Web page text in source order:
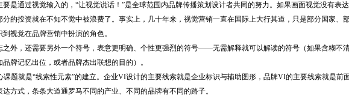
通过视觉输入的，“让视觉说话！”是全球范围内品牌传播策划设计者共同的努力。如果画面视觉没有表
分的投资就在不知不觉中被浪费了。事实上，几十年来，视觉营销一直在国际上大行其道，只是部分国家、
视觉在品牌营销中扮演的角色。
之外，还需要另外一个符号，表意更明确、个性更强烈的符号——无需解释就可以解读的符号（如果含糊不
牌记忆出位，或者品牌杰出联想的目的）。
就是“线索性元素”的建立。企业VI设计的主要线索就是企业标识与辅助图形，品牌VI的主要线索就是前
方式，条条大道通罗马不同的产业、不同的品牌有不同的路子。